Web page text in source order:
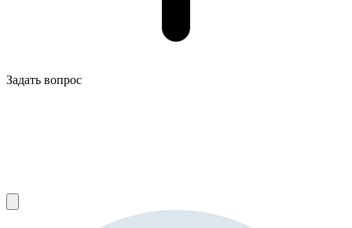
Задать вопрос